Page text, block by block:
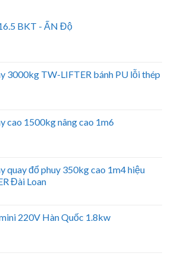
BKT - ẤN Độ
3000kg TW-LIFTER bánh PU lỗi thép
cao 1500kg nâng cao 1m6
quay đổ phuy 350kg cao 1m4 hiệu
Đài Loan
220V Hàn Quốc 1.8kw